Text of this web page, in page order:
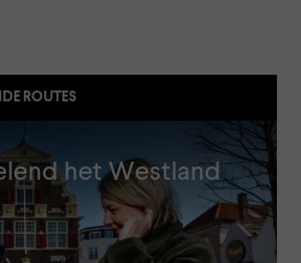
ROUTES
het Westland